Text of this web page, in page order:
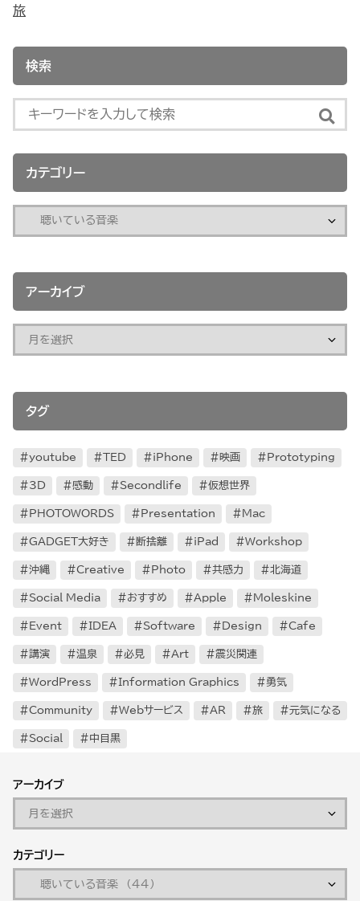
旅
検索
カテゴリー
アーカイブ
タグ
youtube TED iPhone 映画 Prototyping
3D 感動 Secondlife 仮想世界
PHOTOWORDS Presentation Mac
GADGET大好き 断捨離 iPad Workshop
沖縄 Creative Photo 共感力 北海道
Social Media おすすめ Apple Moleskine
Event IDEA Software Design Cafe
講演 温泉 必見 Art 震災関連
WordPress Information Graphics 勇気
Community Webサービス AR 旅 元気になる
Social 中目黒
アーカイブ
カテゴリー